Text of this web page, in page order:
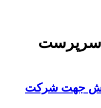
Tag Archives for سرپرست
جهت شرکت